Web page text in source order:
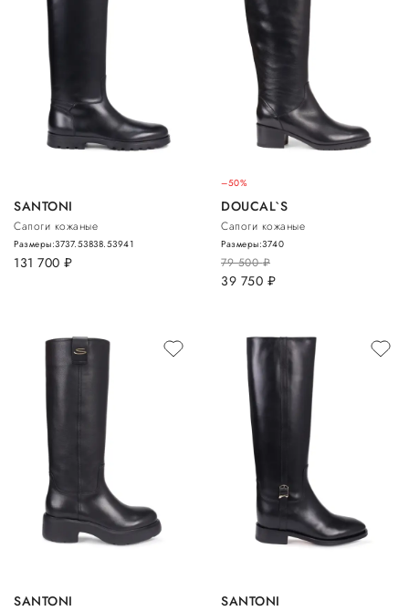
SANTONI
Сапоги кожаные
131 700 руб.
Размеры:3737.53838.53941
–50%
DOUCAL`S
Сапоги кожаные
79 500руб.
39 750 руб.
Размеры:3740
SANTONI SANTONI